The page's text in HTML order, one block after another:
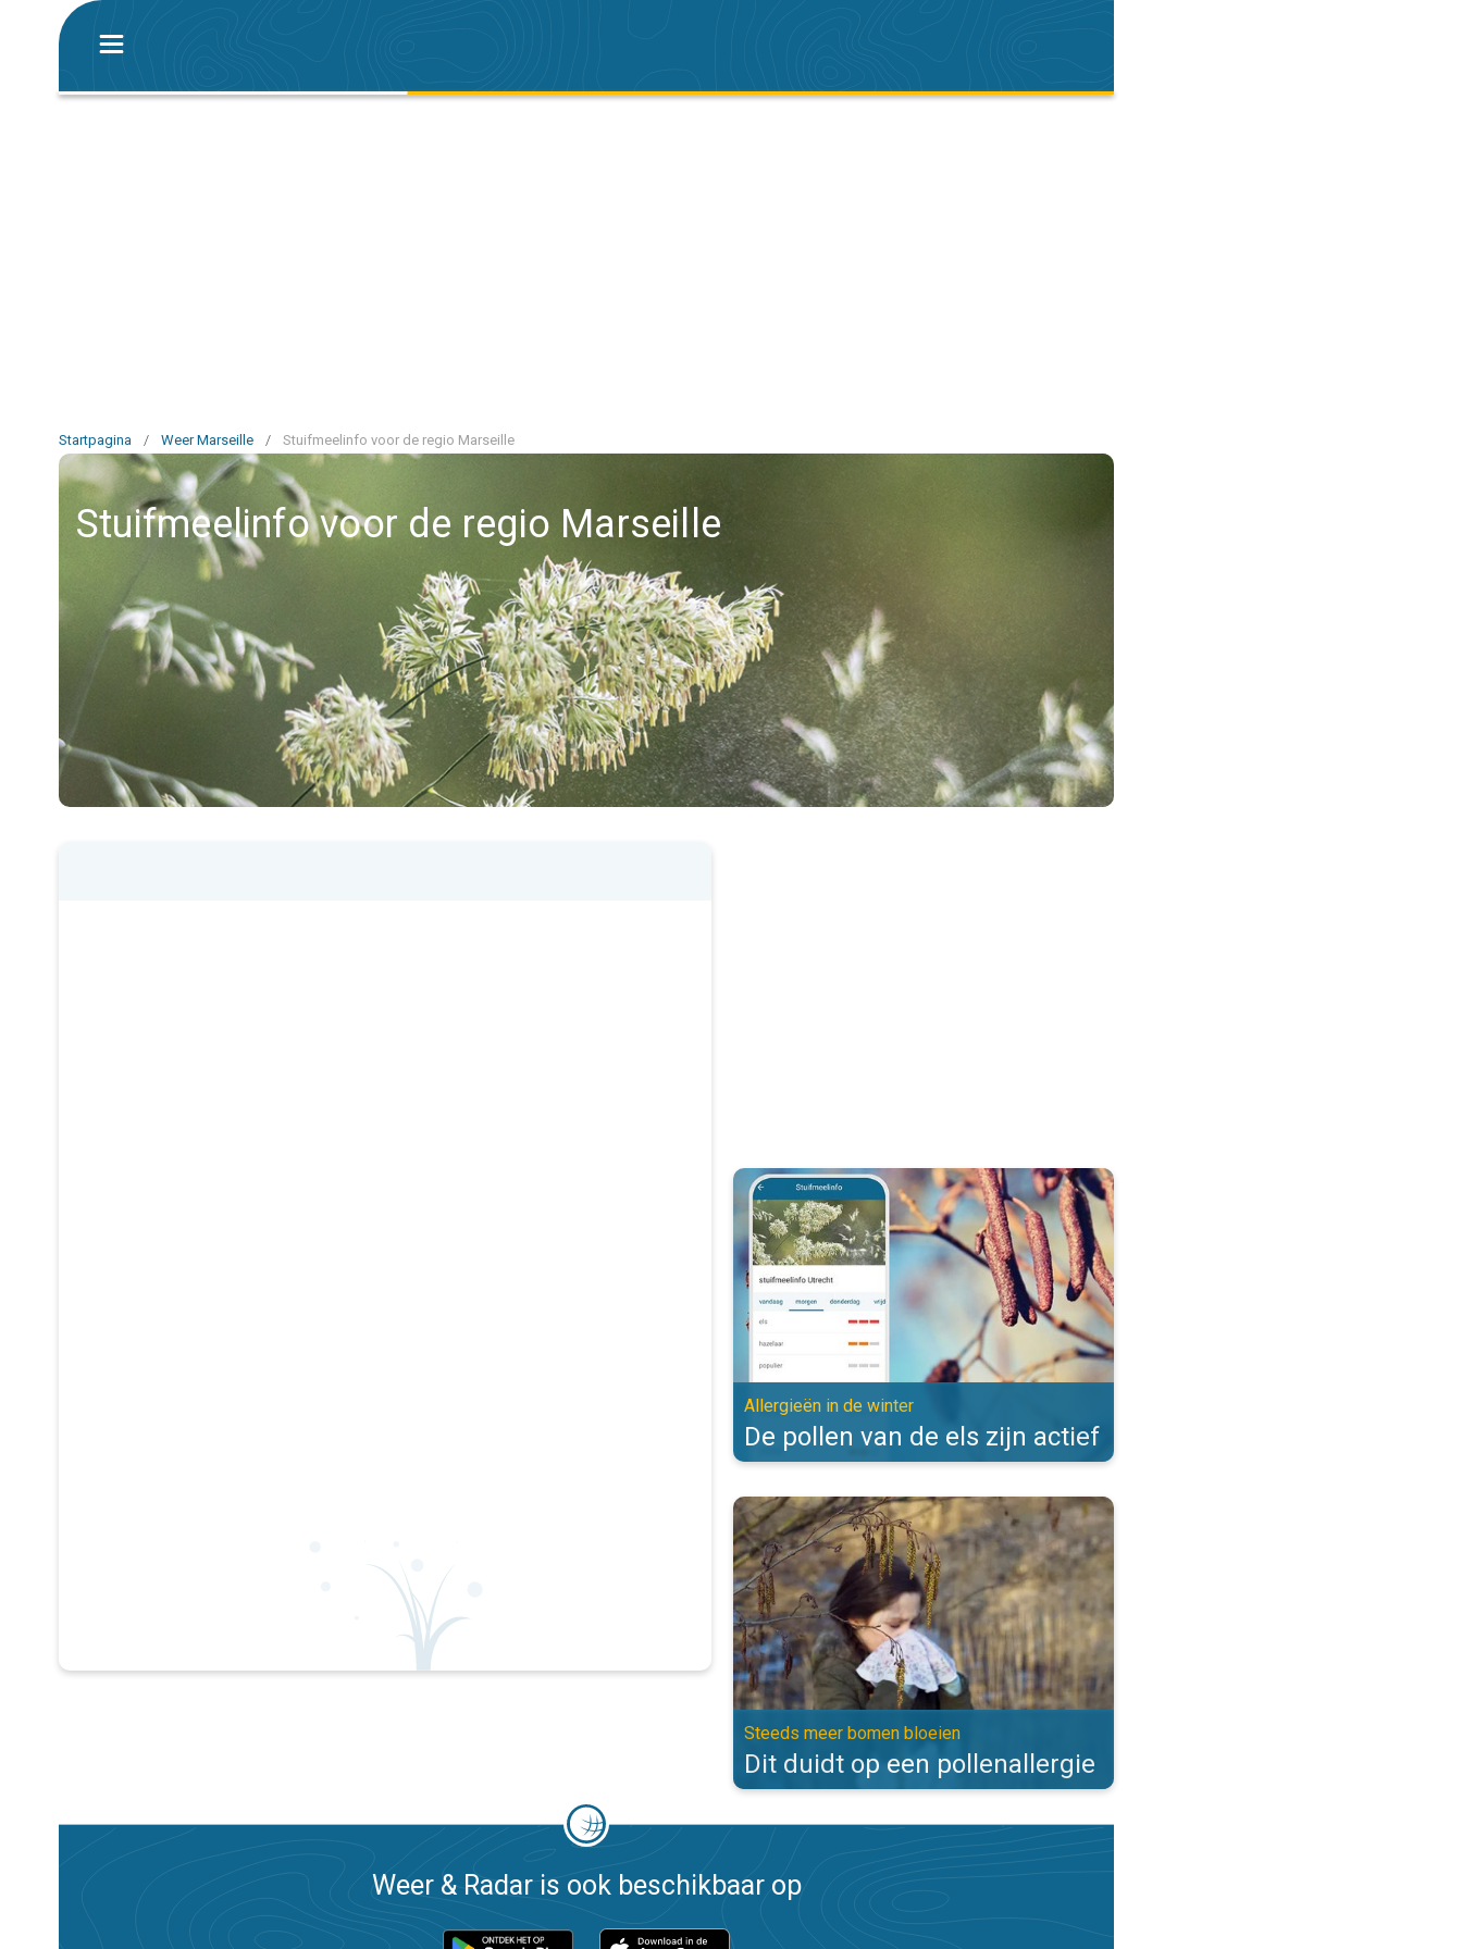
Startpagina / Weer Marseille / Stuifmeelinfo voor de regio Marseille
Stuifmeelinfo voor de regio Marseille
De pollen van de els zijn actief. Allergieën in de winter. . .
Allergieën in de winter
De pollen van de els zijn actief
Dit duidt op een pollenallergie. Steeds meer bomen bloeien. . .
Steeds meer bomen bloeien
Dit duidt op een pollenallergie
Weer & Radar is ook beschikbaar op